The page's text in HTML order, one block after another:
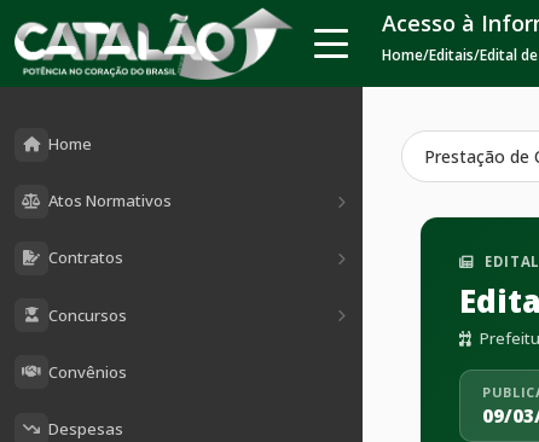
Home
Atos Normativos
Contratos
Concursos
Convênios
Despesas
Acesso à
Home/Editais/Edital
Prestação de
EDITAL
09/